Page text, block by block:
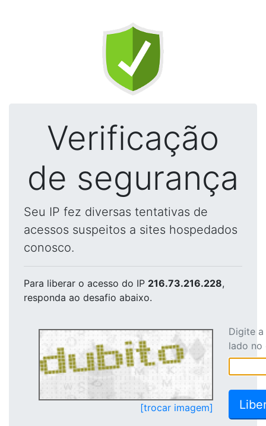
Verificação
de segurança
Seu IP fez diversas tentativas de
acessos suspeitos a sites hospedados
conosco.
Para liberar o acesso do IP 216.73.216.228,
responda ao desafio abaixo.
[trocar imagem]
Digite
lado no